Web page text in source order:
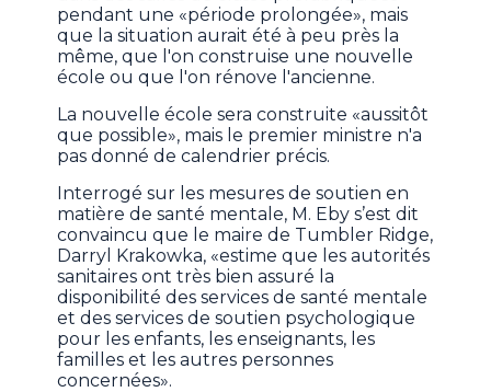
pendant une «période prolongée», mais
que la situation aurait été à peu près la
même, que l'on construise une nouvelle
école ou que l'on rénove l'ancienne.
La nouvelle école sera construite «aussitôt
que possible», mais le premier ministre n'a
pas donné de calendrier précis.
Interrogé sur les mesures de soutien en
matière de santé mentale, M. Eby s’est dit
convaincu que le maire de Tumbler Ridge,
Darryl Krakowka, «estime que les autorités
sanitaires ont très bien assuré la
disponibilité des services de santé mentale
et des services de soutien psychologique
pour les enfants, les enseignants, les
familles et les autres personnes
concernées».